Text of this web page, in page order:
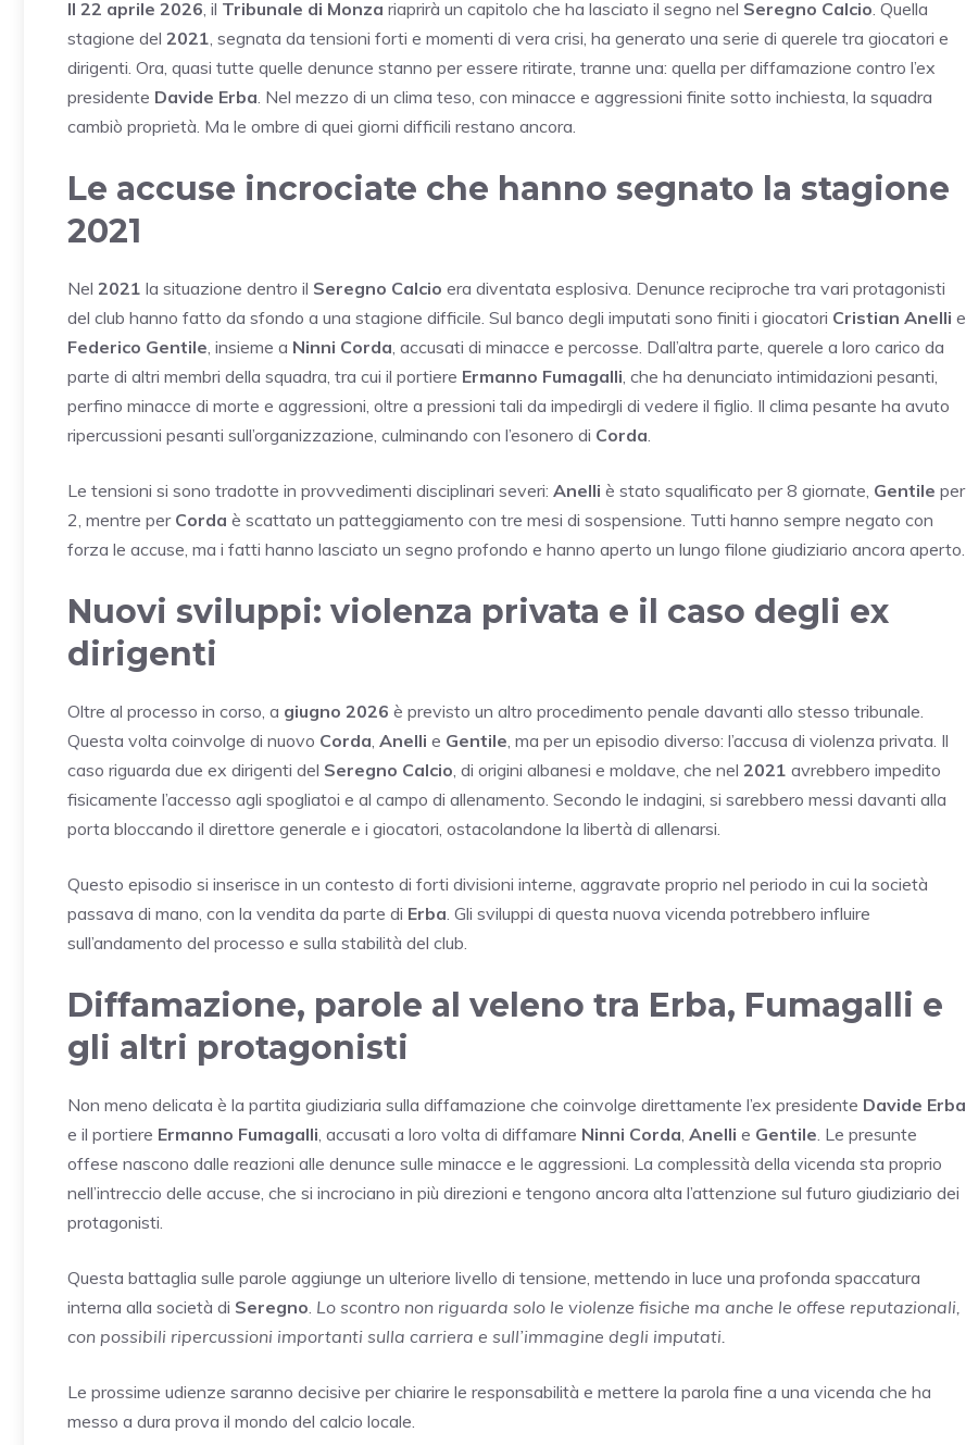
Il 22 aprile 2026 , il Tribunale di Monza riaprirà un capitolo che ha lasciato il segno nel Seregno Calcio . Quella
stagione del 2021 , segnata da tensioni forti e momenti di vera crisi, ha generato una serie di querele tra giocatori e
dirigenti. Ora, quasi tutte quelle denunce stanno per essere ritirate, tranne una: quella per diffamazione contro l’ex
presidente Davide Erba . Nel mezzo di un clima teso, con minacce e aggressioni finite sotto inchiesta, la squadra
cambiò proprietà. Ma le ombre di quei giorni difficili restano ancora.
Le accuse incrociate che hanno segnato la stagione
2021
Nel 2021 la situazione dentro il Seregno Calcio era diventata esplosiva. Denunce reciproche tra vari protagonisti
del club hanno fatto da sfondo a una stagione difficile. Sul banco degli imputati sono finiti i giocatori Cristian Anelli e
Federico Gentile , insieme a Ninni Corda , accusati di minacce e percosse. Dall’altra parte, querele a loro carico da
parte di altri membri della squadra, tra cui il portiere Ermanno Fumagalli , che ha denunciato intimidazioni pesanti,
perfino minacce di morte e aggressioni, oltre a pressioni tali da impedirgli di vedere il figlio. Il clima pesante ha avuto
ripercussioni pesanti sull’organizzazione, culminando con l’esonero di Corda
Le tensioni si sono tradotte in provvedimenti disciplinari severi: Anelli è stato squalificato per 8 giornate, Gentile per
2, mentre per Corda è scattato un patteggiamento con tre mesi di sospensione. Tutti hanno sempre negato con
forza le accuse, ma i fatti hanno lasciato un segno profondo e hanno aperto un lungo filone giudiziario ancora aperto.
Nuovi sviluppi: violenza privata e il caso degli ex
dirigenti
Oltre al processo in corso, a giugno 2026 è previsto un altro procedimento penale davanti allo stesso tribunale.
Questa volta coinvolge di nuovo Corda Anelli e Gentile , ma per un episodio diverso: l’accusa di violenza privata. Il
caso riguarda due ex dirigenti del Seregno Calcio , di origini albanesi e moldave, che nel 2021 avrebbero impedito
fisicamente l’accesso agli spogliatoi e al campo di allenamento. Secondo le indagini, si sarebbero messi davanti alla
porta bloccando il direttore generale e i giocatori, ostacolandone la libertà di allenarsi.
Questo episodio si inserisce in un contesto di forti divisioni interne, aggravate proprio nel periodo in cui la società
passava di mano, con la vendita da parte di Erba . Gli sviluppi di questa nuova vicenda potrebbero influire
sull’andamento del processo e sulla stabilità del club.
Diffamazione, parole al veleno tra Erba, Fumagalli e
gli altri protagonisti
Non meno delicata è la partita giudiziaria sulla diffamazione che coinvolge direttamente l’ex presidente Davide Erba
e il portiere Ermanno Fumagalli , accusati a loro volta di diffamare Ninni Corda Anelli e Gentile . Le presunte
offese nascono dalle reazioni alle denunce sulle minacce e le aggressioni. La complessità della vicenda sta proprio
nell’intreccio delle accuse, che si incrociano in più direzioni e tengono ancora alta l’attenzione sul futuro giudiziario dei
protagonisti.
Questa battaglia sulle parole aggiunge un ulteriore livello di tensione, mettendo in luce una profonda spaccatura
interna alla società di Seregno Lo scontro non riguarda solo le violenze fisiche ma anche le offese reputazionali,
con possibili ripercussioni importanti sulla carriera e sull’immagine degli imputati.
Le prossime udienze saranno decisive per chiarire le responsabilità e mettere la parola fine a una vicenda che ha
messo a dura prova il mondo del calcio locale.